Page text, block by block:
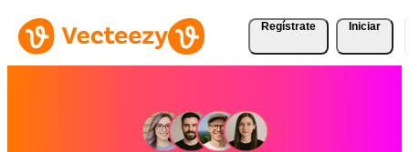
Regístrate Iniciar